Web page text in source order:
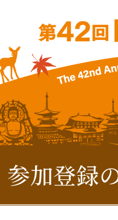
参加登録